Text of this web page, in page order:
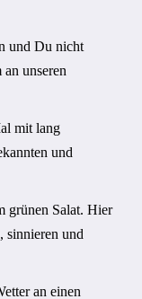
und Du nicht
unseren
mit lang
und
grünen Salat. Hier
sinnieren und
an einen